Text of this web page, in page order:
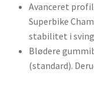
Avanceret
Superbike
stabilitet i
Blødere
(standard).